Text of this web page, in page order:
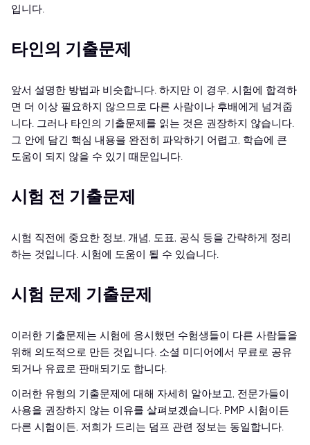
입니다.
타인의 기출문제
앞서 설명한 방법과 비슷합니다. 하지만 이 경우, 시험에 합격하
면 더 이상 필요하지 않으므로 다른 사람이나 후배에게 넘겨줍
니다. 그러나 타인의 기출문제를 읽는 것은 권장하지 않습니다.
그 안에 담긴 핵심 내용을 완전히 파악하기 어렵고, 학습에 큰
도움이 되지 않을 수 있기 때문입니다.
시험 전 기출문제
시험 직전에 중요한 정보, 개념, 도표, 공식 등을 간략하게 정리
하는 것입니다. 시험에 도움이 될 수 있습니다.
시험 문제 기출문제
이러한 기출문제는 시험에 응시했던 수험생들이 다른 사람들을
위해 의도적으로 만든 것입니다. 소셜 미디어에서 무료로 공유
되거나 유료로 판매되기도 합니다.
이러한 유형의 기출문제에 대해 자세히 알아보고, 전문가들이
사용을 권장하지 않는 이유를 살펴보겠습니다. PMP 시험이든
다른 시험이든, 저희가 드리는 덤프 관련 정보는 동일합니다.